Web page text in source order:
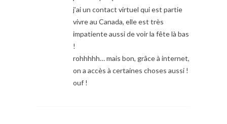
j’ai un contact virtuel qui est partie
vivre au Canada, elle est très
impatiente aussi de voir la fête là bas
!
rohhhhh… mais bon, grâce à internet,
on a accès à certaines choses aussi !
ouf !